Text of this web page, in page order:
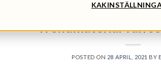
Trendmaterial vår/
POSTED ON 28 APRIL, 2021 BY